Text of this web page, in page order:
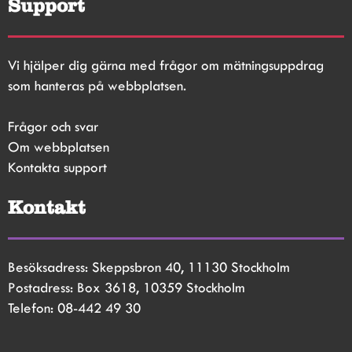
Support
Vi hjälper dig gärna med frågor om mätningsuppdrag
som hanteras på webbplatsen.
Frågor och svar
Om webbplatsen
Kontakta support
Kontakt
Besöksadress: Skeppsbron 40, 11130 Stockholm
Postadress: Box 3618, 10359 Stockholm
Telefon: 08-442 49 30